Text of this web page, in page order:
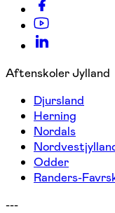
Aftenskoler Jylland
Djursland
Herning
Nordals
Odder
Randers-
---